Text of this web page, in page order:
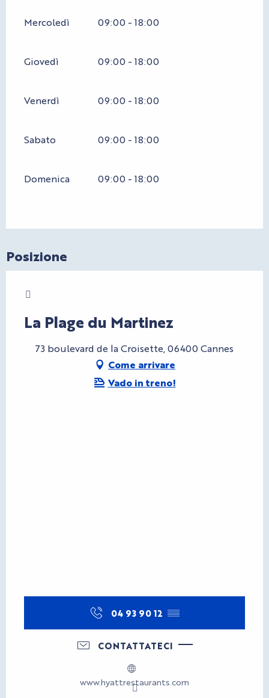
Mercoledì 09:00 - 18:00
Giovedì 09:00 - 18:00
Venerdì 09:00 - 18:00
Sabato 09:00 - 18:00
Domenica 09:00 - 18:00
Posizione
La Plage du Martinez
Charte Bienvenue à Cannes
73 boulevard de la Croisette, 06400 Cannes
Come arrivare
Vado in treno!
04 93 90 12 ▒▒
CONTATTATECI
www.hyattrestaurants.com